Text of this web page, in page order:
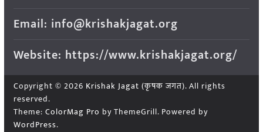
Email: info@krishakjagat.org
Website: https://www.krishakjagat.org/
Copyright © 2026 Krishak Jagat (कृषक जगत). All rights
reserved.
Theme: ColorMag Pro by ThemeGrill. Powered by
WordPress.